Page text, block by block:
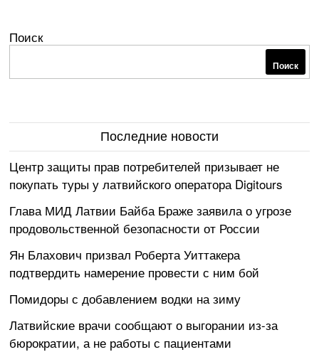
Поиск
Поиск
Последние новости
Центр защиты прав потребителей призывает не
покупать туры у латвийского оператора Digitours
Глава МИД Латвии Байба Браже заявила о угрозе
продовольственной безопасности от России
Ян Блахович призвал Роберта Уиттакера
подтвердить намерение провести с ним бой
Помидоры с добавлением водки на зиму
Латвийские врачи сообщают о выгорании из-за
бюрократии, а не работы с пациентами